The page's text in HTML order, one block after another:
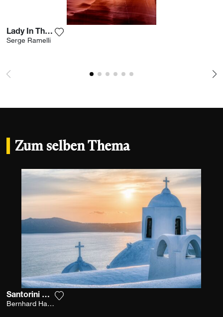
Lady In The Wind
Serge Ramelli
Zum selben Thema
Santorini Blues
Bernhard Hartmann